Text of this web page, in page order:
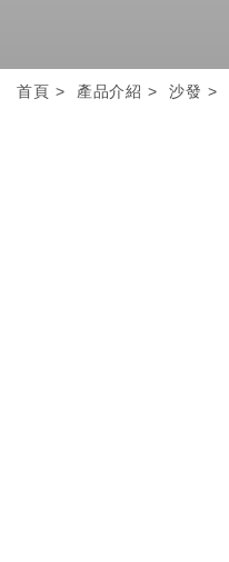
首頁 產品介紹 沙發